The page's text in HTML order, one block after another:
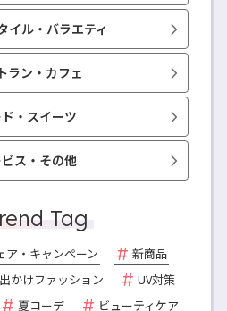
イル・バラエティ
ラン・カフェ
・スイーツ
ス・その他
Tag
ア・キャンペーン
新商品
かけファッション
UV対策
夏コーデ ビューティケア